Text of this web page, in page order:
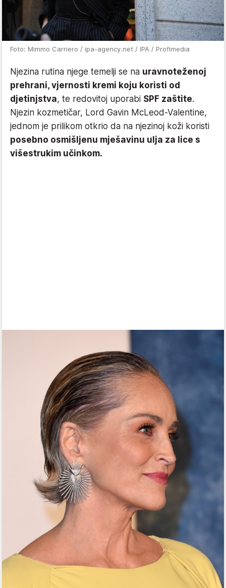
Foto: Mimmo Carriero / ipa-agency.net / IPA / Profimedia
Njezina rutina njege temelji se na uravnoteženoj
prehrani, vjernosti kremi koju koristi od
djetinjstva, te redovitoj uporabi SPF zaštite.
Njezin kozmetičar, Lord Gavin McLeod-Valentine,
jednom je prilikom otkrio da na njezinoj koži koristi
posebno osmišljenu mješavinu ulja za lice s
višestrukim učinkom.